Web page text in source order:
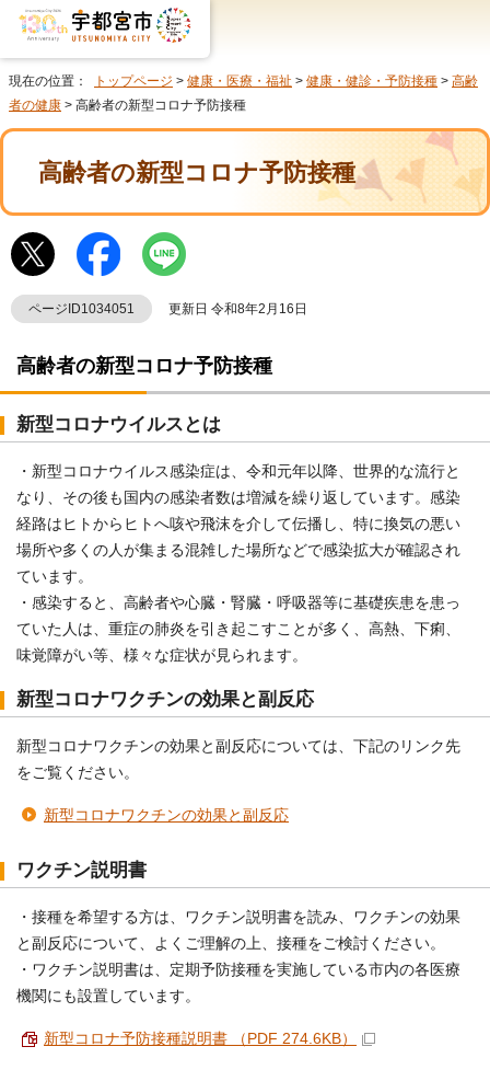
現在の位置： トップページ > 健康・医療・福祉 > 健康・健診・予防接種 > 高齢
者の健康 > 高齢者の新型コロナ予防接種
高齢者の新型コロナ予防接種
ページID1034051 更新日 令和8年2月16日
高齢者の新型コロナ予防接種
新型コロナウイルスとは
・新型コロナウイルス感染症は、令和元年以降、世界的な流行と
なり、その後も国内の感染者数は増減を繰り返しています。感染
経路はヒトからヒトへ咳や飛沫を介して伝播し、特に換気の悪い
場所や多くの人が集まる混雑した場所などで感染拡大が確認され
ています。
・感染すると、高齢者や心臓・腎臓・呼吸器等に基礎疾患を患っ
ていた人は、重症の肺炎を引き起こすことが多く、高熱、下痢、
味覚障がい等、様々な症状が見られます。
新型コロナワクチンの効果と副反応
新型コロナワクチンの効果と副反応については、下記のリンク先
をご覧ください。
新型コロナワクチンの効果と副反応
ワクチン説明書
・接種を希望する方は、ワクチン説明書を読み、ワクチンの効果
と副反応について、よくご理解の上、接種をご検討ください。
・ワクチン説明書は、定期予防接種を実施している市内の各医療
機関にも設置しています。
新型コロナ予防接種説明書 （PDF 274.6KB）